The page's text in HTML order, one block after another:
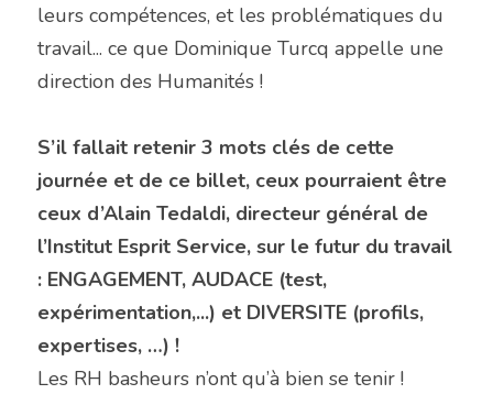
leurs compétences, et les problématiques du
travail... ce que Dominique Turcq appelle une
direction des Humanités !
S’il fallait retenir 3 mots clés de cette
journée et de ce billet, ceux pourraient être
ceux d’Alain Tedaldi, directeur général de
l’Institut Esprit Service, sur le futur du travail
: ENGAGEMENT, AUDACE (test,
expérimentation,...) et DIVERSITE (profils,
expertises, …) !
Les RH basheurs n’ont qu’à bien se tenir !